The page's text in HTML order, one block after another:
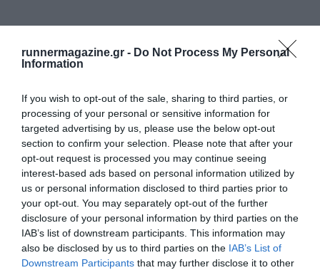
runnermagazine.gr - Do Not Process My Personal
Information
If you wish to opt-out of the sale, sharing to third parties, or
processing of your personal or sensitive information for
targeted advertising by us, please use the below opt-out
section to confirm your selection. Please note that after your
opt-out request is processed you may continue seeing
interest-based ads based on personal information utilized by
us or personal information disclosed to third parties prior to
your opt-out. You may separately opt-out of the further
disclosure of your personal information by third parties on the
IAB’s list of downstream participants. This information may
also be disclosed by us to third parties on the IAB’s List of
Downstream Participants that may further disclose it to other